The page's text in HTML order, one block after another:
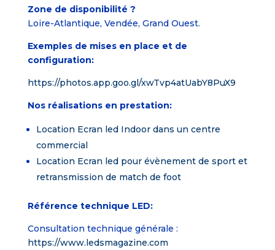
Zone de disponibilité ?
Loire-Atlantique, Vendée, Grand Ouest.
Exemples de mises en place et de
configuration:
https://photos.app.goo.gl/xwTvp4atUabY8PuX9
Nos réalisations en prestation:
Location Ecran led Indoor dans un centre
commercial
Location Ecran led pour évènement de sport et
retransmission de match de foot
Référence technique LED:
Consultation technique générale :
https://www.ledsmagazine.com